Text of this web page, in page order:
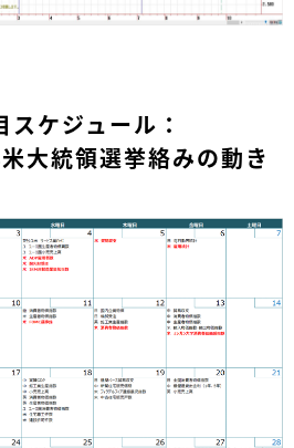
スケジュール：
大統領選挙絡みの動き